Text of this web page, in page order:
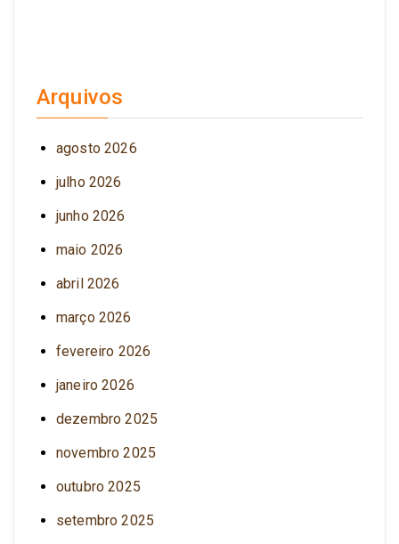
Arquivos
agosto 2026
julho 2026
junho 2026
maio 2026
abril 2026
março 2026
fevereiro 2026
janeiro 2026
dezembro 2025
novembro 2025
outubro 2025
setembro 2025